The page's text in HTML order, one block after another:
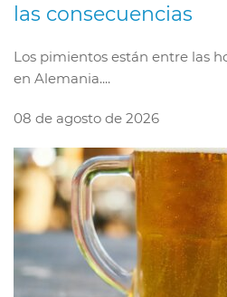
las consecuencias
Los pimientos están entre las
en Alemania....
08 de agosto de 2026